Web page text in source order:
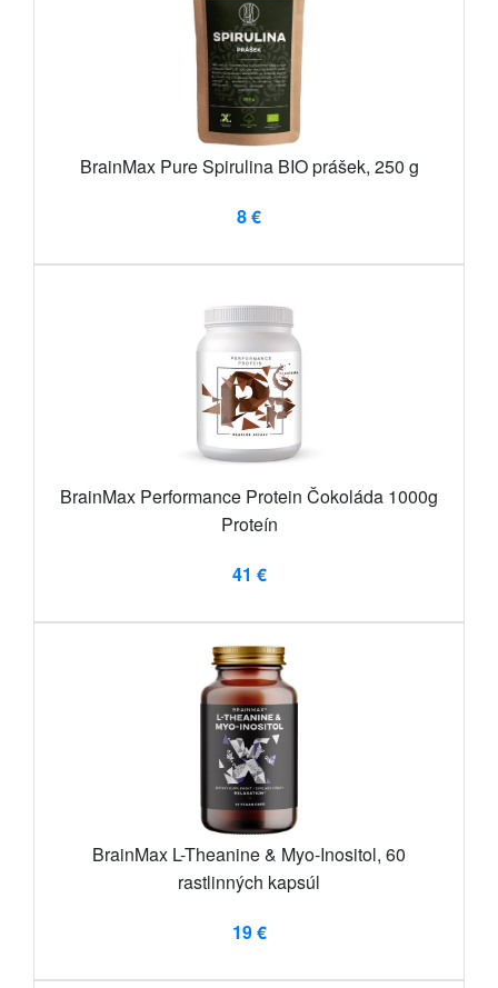
BrainMax Pure Spirulina BIO prášek, 250 g
8 €
BrainMax Performance Protein Čokoláda 1000g
Proteín
41 €
BrainMax L-Theanine & Myo-Inositol, 60
rastlinných kapsúl
19 €